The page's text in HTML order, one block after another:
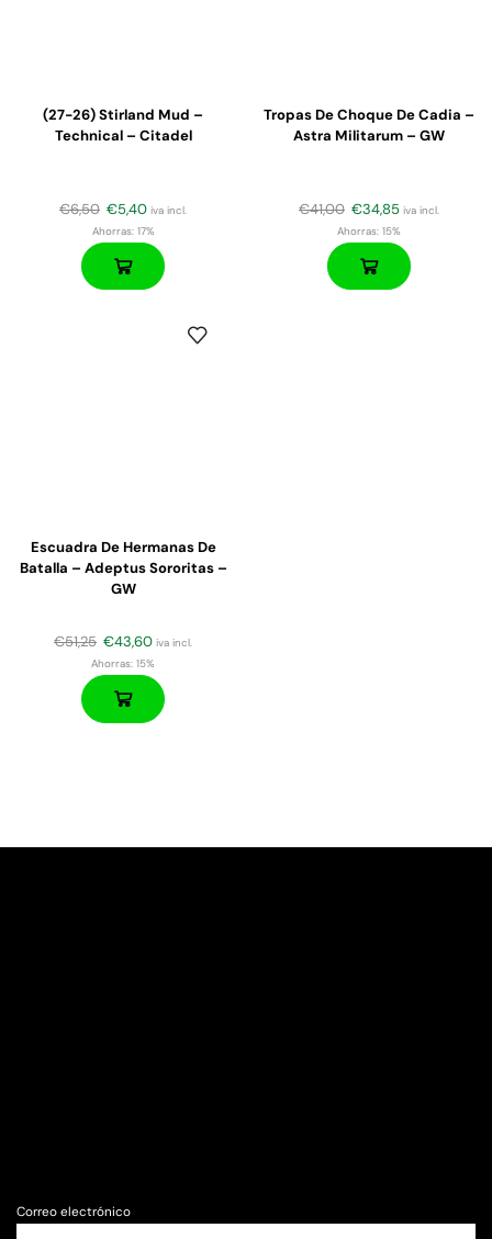
(27-26) Stirland Mud –
Technical – Citadel
€6,50 €5,40 iva incl.
Ahorras:17%
Tropas De Choque De Cadia –
Astra Militarum – GW
€41,00 €34,85 iva incl.
Ahorras: 15%
Escuadra De Hermanas De
Batalla – Adeptus Sororitas –
GW
€51,25 €43,60 iva incl.
Ahorras: 15%
Correo electrónico